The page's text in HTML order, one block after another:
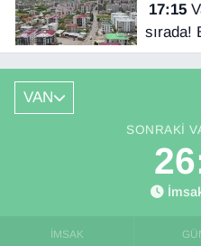
17:15Van Doğu Anadolu'da ilk
sırada!
VAN
SONRAKI
İMSAK